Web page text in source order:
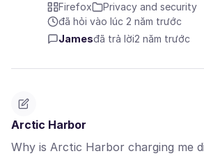
Firefox
Privacy and security
đã hỏi vào lúc 2 năm trước
Jamesđã trả lời2 năm trước
Arctic Harbor
Why is Arctic Harbor charging me